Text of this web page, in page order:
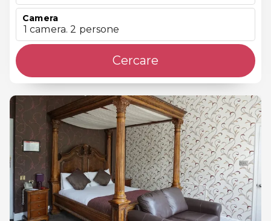
Camera
1 camera. 2 persone
Cercare